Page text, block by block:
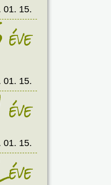
01. 15.
éve
01. 15.
éve
01. 15.
éve